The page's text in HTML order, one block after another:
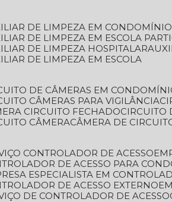
DE LIMPEZA EM CONDOMÍNIO
DE LIMPEZA EM ESCOLA
DE LIMPEZA HOSPITALAR
DE LIMPEZA EM ESCOLA
DE CÂMERAS EM
CÂMERAS PARA VIGILÂNCIA
CIRCUITO FECHADO
CÂMERA
CÂMERA DE
CONTROLADOR DE ACESSO
DE ACESSO PARA
ESPECIALISTA EM
DE ACESSO EXTERNO
DE CONTROLADOR DE ACESSO